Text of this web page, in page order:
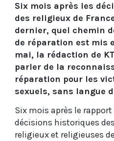
Six mois après les
des religieux de
dernier, quel chemin
de réparation est mis
mai, la rédaction de
parler de la
réparation pour les
sexuels, sans langue
Six mois après le rapport
décisions historiques
religieux et religieuses